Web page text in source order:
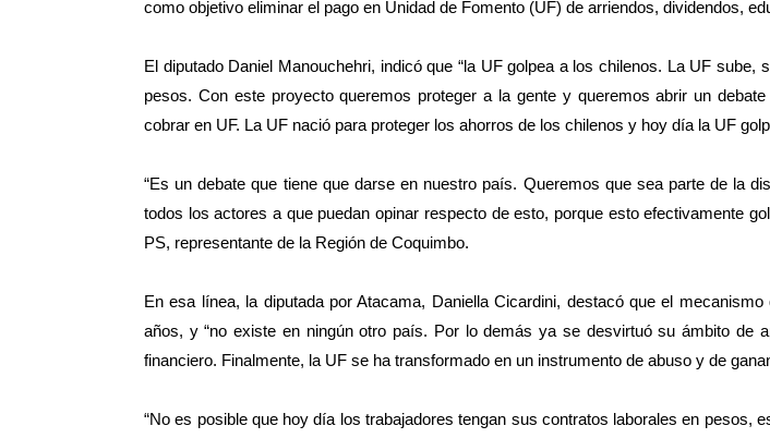
como objetivo eliminar el pago en Unidad de Fomento (UF) de arriendos, dividendos,
El diputado Daniel Manouchehri, indicó que “la UF golpea a los chilenos. La UF sube,
pesos. Con este proyecto queremos proteger a la gente y queremos abrir un
cobrar en UF. La UF nació para proteger los ahorros de los chilenos y hoy día la UF
“Es un debate que tiene que darse en nuestro país. Queremos que sea parte de la
todos los actores a que puedan opinar respecto de esto, porque esto efectivamente
PS, representante de la Región de Coquimbo.
En esa línea, la diputada por Atacama, Daniella Cicardini, destacó que el
años, y “no existe en ningún otro país. Por lo demás ya se desvirtuó su ámbito de
financiero. Finalmente, la UF se ha transformado en un instrumento de abuso y de
“No es posible que hoy día los trabajadores tengan sus contratos laborales en pesos,